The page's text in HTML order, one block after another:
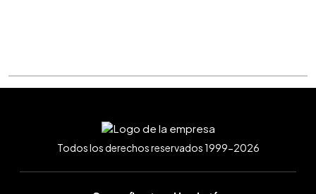
Todos los derechos reservados 1999-2026